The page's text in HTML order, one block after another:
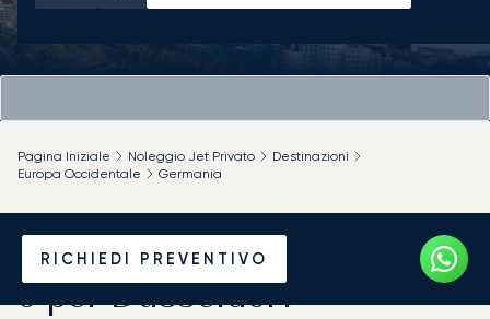
RICHIEDI PREVENTIVO
Pagina Iniziale Noleggio Jet Privato
Destinazioni
Europa Occidentale
Germania
Noleggia un Jet Privato da
o per Düsseldorf